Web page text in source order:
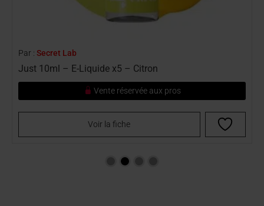
Par : Secret Lab
Just 10ml – E-Liquide x5 – Citron
Vente réservée aux pros
Voir la fiche